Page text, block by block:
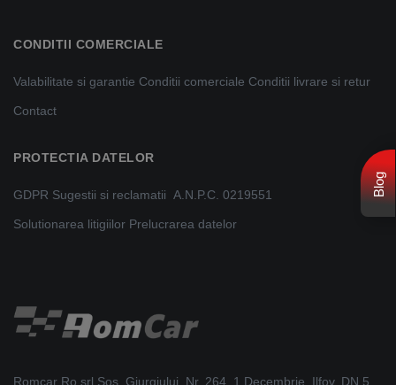
CONDITII COMERCIALE
Valabilitate si garantie Conditii comerciale Conditii livrare si retur
Contact
PROTECTIA DATELOR
GDPR Sugestii si reclamatii A.N.P.C. 0219551
Solutionarea litigiilor Prelucrarea datelor
Romcar Ro srl Sos. Giurgiului, Nr. 264, 1 Decembrie, Ilfov, DN.5
Blog